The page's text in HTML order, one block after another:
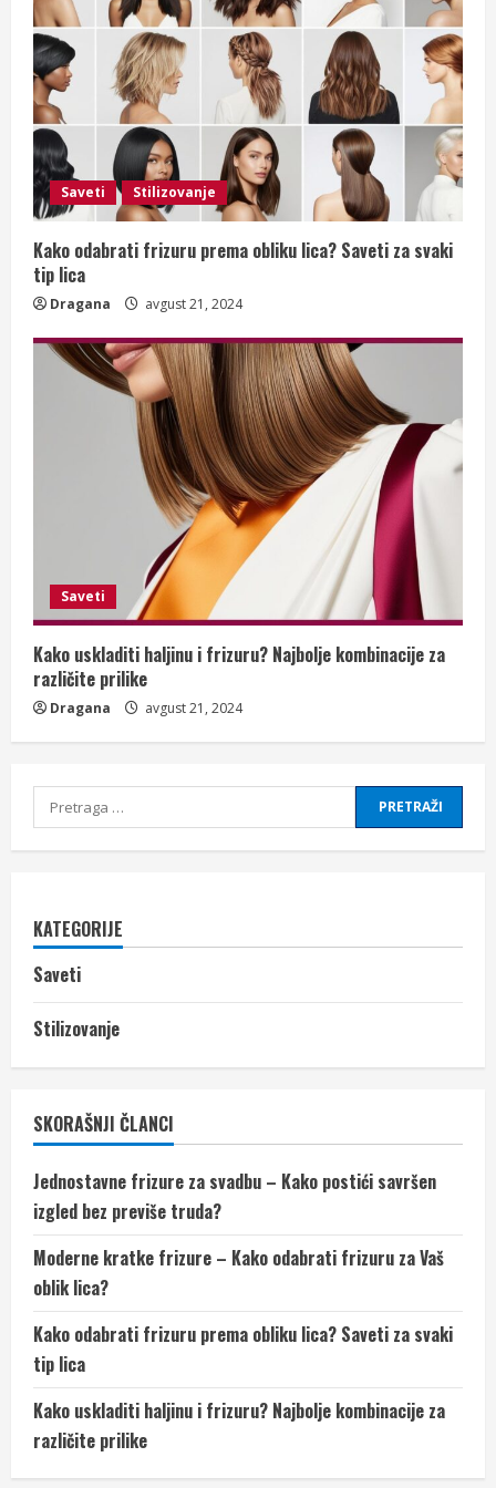
Saveti Stilizovanje
Kako odabrati frizuru prema obliku lica? Saveti za svaki
tip lica
Dragana avgust 21, 2024
Saveti
Kako uskladiti haljinu i frizuru? Najbolje kombinacije za
različite prilike
Dragana avgust 21, 2024
Pretraga
za:
KATEGORIJE
Saveti
Stilizovanje
SKORAŠNJI ČLANCI
Jednostavne frizure za svadbu – Kako postići savršen
izgled bez previše truda?
Moderne kratke frizure – Kako odabrati frizuru za Vaš
oblik lica?
Kako odabrati frizuru prema obliku lica? Saveti za svaki
tip lica
Kako uskladiti haljinu i frizuru? Najbolje kombinacije za
različite prilike